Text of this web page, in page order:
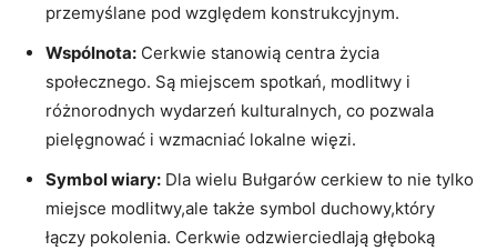
⁣przemyślane ⁤pod ​względem konstrukcyjnym.
Wspólnota: Cerkwie stanowią centra życia
społecznego. Są miejscem spotkań, modlitwy i
różnorodnych⁤ wydarzeń kulturalnych, co pozwala
pielęgnować i wzmacniać lokalne więzi.
Symbol wiary: Dla wielu Bułgarów ⁤cerkiew to nie tylko
miejsce modlitwy,ale także symbol duchowy,który⁣
łączy ⁣pokolenia. Cerkwie odzwierciedlają głęboką